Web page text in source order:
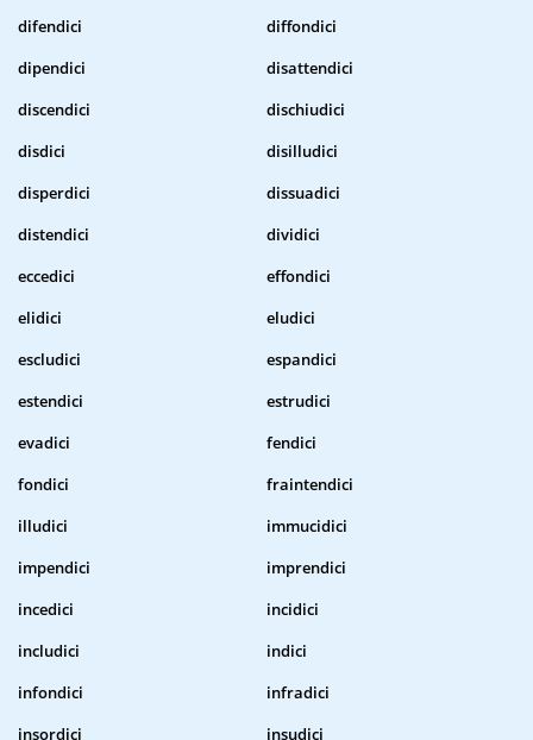
difendici
diffondici
dipendici
disattendici
discendici
dischiudici
disdici
disilludici
disperdici
dissuadici
distendici
dividici
eccedici
effondici
elidici
eludici
escludici
espandici
estendici
estrudici
evadici
fendici
fondici
fraintendici
illudici
immucidici
impendici
imprendici
incedici
incidici
includici
indici
infondici
infradici
insordici
insudici